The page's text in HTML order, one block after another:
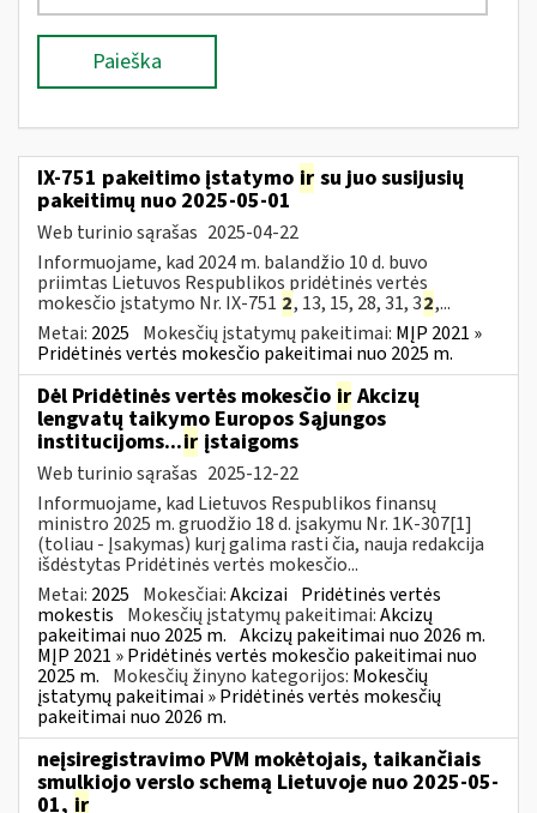
Paieška
IX-751 pakeitimo įstatymo ir su juo susijusių
pakeitimų nuo 2025-05-01
Web turinio sąrašas 2025-04-22
Informuojame, kad 2024 m. balandžio 10 d. buvo
priimtas Lietuvos Respublikos pridėtinės vertės
mokesčio įstatymo Nr. IX-751 2, 13, 15, 28, 31, 32,...
Metai: 2025 Mokesčių įstatymų pakeitimai: MĮP 2021 »
Pridėtinės vertės mokesčio pakeitimai nuo 2025 m.
Dėl Pridėtinės vertės mokesčio ir Akcizų
lengvatų taikymo Europos Sąjungos
institucijoms...ir įstaigoms
Web turinio sąrašas 2025-12-22
Informuojame, kad Lietuvos Respublikos finansų
ministro 2025 m. gruodžio 18 d. įsakymu Nr. 1K-307[1]
(toliau - Įsakymas) kurį galima rasti čia, nauja redakcija
išdėstytas Pridėtinės vertės mokesčio...
Metai: 2025 Mokesčiai:Akcizai Pridėtinės vertės
mokestis Mokesčių įstatymų pakeitimai:Akcizų
pakeitimai nuo 2025 m. Akcizų pakeitimai nuo 2026 m.
MĮP 2021 » Pridėtinės vertės mokesčio pakeitimai nuo
2025 m. Mokesčių žinyno kategorijos: Mokesčių
įstatymų pakeitimai » Pridėtinės vertės mokesčių
pakeitimai nuo 2026 m.
neįsiregistravimo PVM mokėtojais, taikančiais
smulkiojo verslo schemą Lietuvoje nuo 2025-05-
01, ir